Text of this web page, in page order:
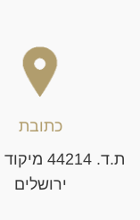
כתובת
ירושלים